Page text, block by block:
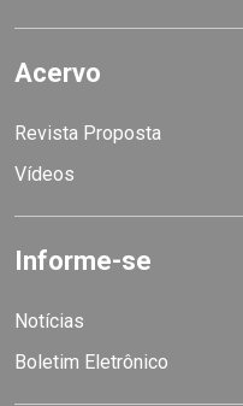
Acervo
Revista Proposta
Vídeos
Informe-se
Notícias
Boletim Eletrônico